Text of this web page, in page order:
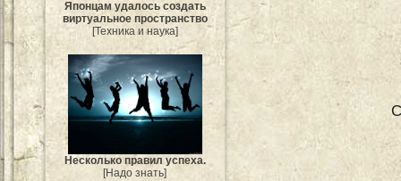
Японцам удалось создать
виртуальное пространство
[Техника и наука]
Несколько правил успеха.
[Надо знать]